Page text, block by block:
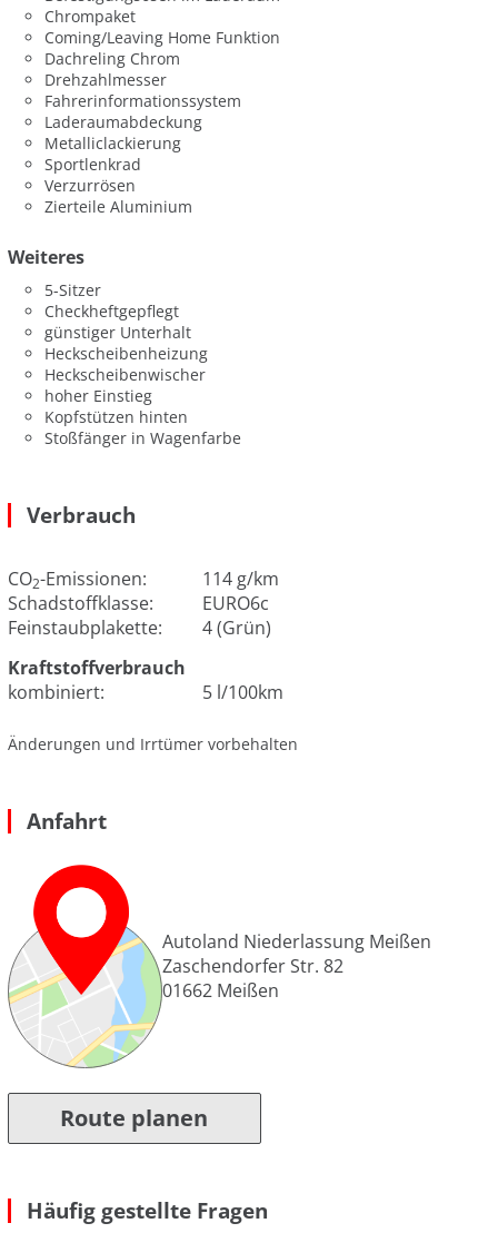
Chrompaket
Coming/Leaving Home Funktion
Dachreling Chrom
Drehzahlmesser
Fahrerinformationssystem
Laderaumabdeckung
Metalliclackierung
Sportlenkrad
Verzurrösen
Zierteile Aluminium
Weiteres
5-Sitzer
Checkheftgepflegt
günstiger Unterhalt
Heckscheibenheizung
Heckscheibenwischer
hoher Einstieg
Kopfstützen hinten
Stoßfänger in Wagenfarbe
Verbrauch
CO2-Emissionen:
114 g/km
Schadstoffklasse:
EURO6c
Feinstaubplakette:
4 (Grün)
Kraftstoffverbrauch
kombiniert:
5 l/100km
Änderungen und Irrtümer vorbehalten
Anfahrt
Autoland Niederlassung Meißen
Zaschendorfer Str. 82
01662 Meißen
Route planen
Häufig gestellte Fragen